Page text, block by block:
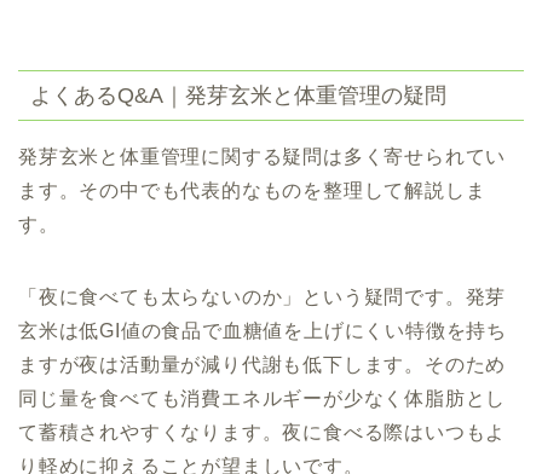
よくあるQ&A｜発芽玄米と体重管理の疑問
発芽玄米と体重管理に関する疑問は多く寄せられてい
ます。その中でも代表的なものを整理して解説しま
す。
「夜に食べても太らないのか」という疑問です。発芽
玄米は低GI値の食品で血糖値を上げにくい特徴を持ち
ますが夜は活動量が減り代謝も低下します。そのため
同じ量を食べても消費エネルギーが少なく体脂肪とし
て蓄積されやすくなります。夜に食べる際はいつもよ
り軽めに抑えることが望ましいです。